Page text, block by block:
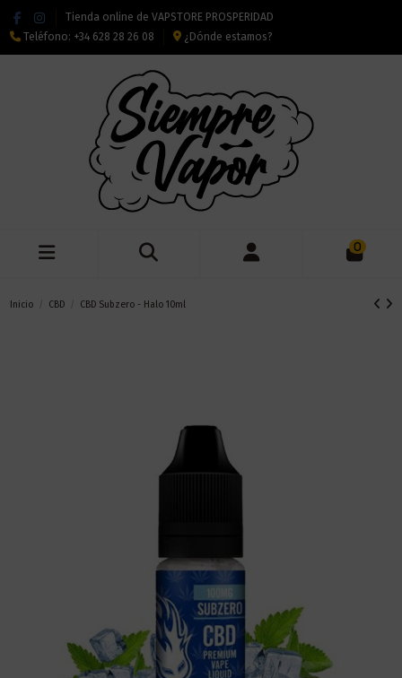
Tienda online de VAPSTORE PROSPERIDAD
Teléfono: +34 628 28 26 08 ¿Dónde estamos?
0
Inicio CBD CBD Subzero - Halo 10ml